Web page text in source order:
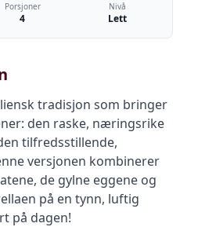
Porsjoner
4
Nivå
Lett
tradisjon som bringer
den raske, næringsrike
tilfredsstillende,
versjonen kombinerer
de gylne eggene og
på en tynn, luftig
på dagen!